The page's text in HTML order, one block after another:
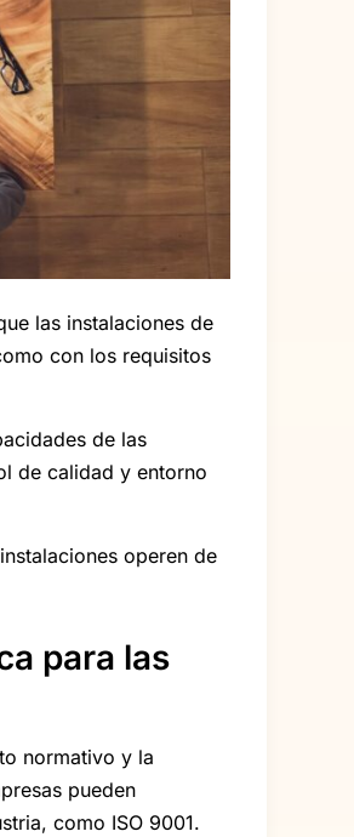
las instalaciones de
con los requisitos
de las
de calidad y entorno
operen de
para las
normativo y la
pueden
como ISO 9001.